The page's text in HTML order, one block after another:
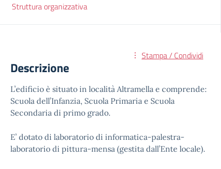
Struttura organizzativa
Stampa / Condividi
Descrizione
L’edificio è situato in località Altramella e comprende:
Scuola dell’Infanzia, Scuola Primaria e Scuola
Secondaria di primo grado.
E’ dotato di laboratorio di informatica-palestra-
laboratorio di pittura-mensa (gestita dall’Ente locale).